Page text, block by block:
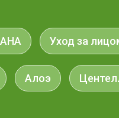
Уход за
Алоэ